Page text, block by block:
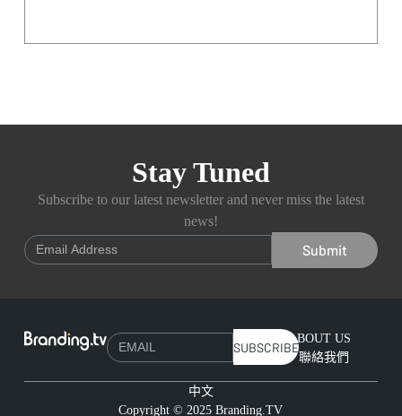
Stay Tuned
Subscribe to our latest newsletter and never miss the latest
news!
Submit
SUBSCRIBE
ABOUT US
聯絡我們
中文
Copyright © 2025 Branding.TV